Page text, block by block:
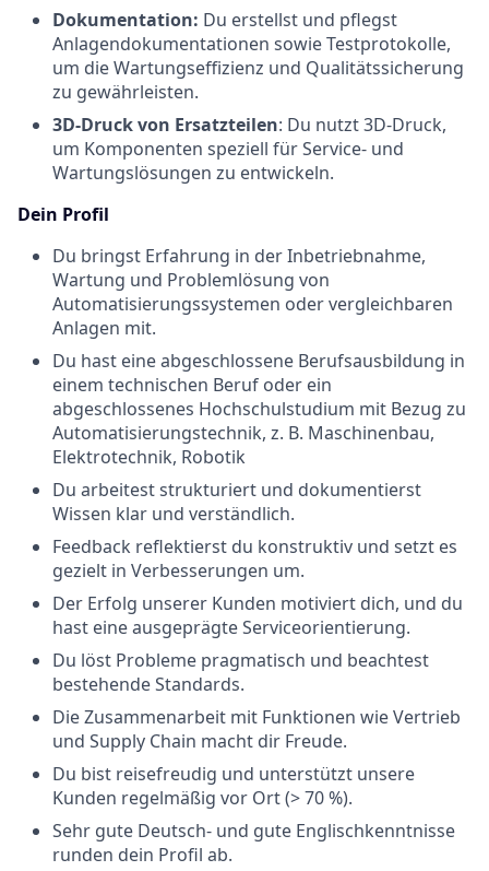
Dokumentation: Du erstellst und pflegst
Anlagendokumentationen sowie Testprotokolle,
um die Wartungseffizienz und Qualitätssicherung
zu gewährleisten.
3D-Druck von Ersatzteilen: Du nutzt 3D-Druck,
um Komponenten speziell für Service- und
Wartungslösungen zu entwickeln.
Dein Profil
Du bringst Erfahrung in der Inbetriebnahme,
Wartung und Problemlösung von
Automatisierungssystemen oder vergleichbaren
Anlagen mit.
Du hast eine abgeschlossene Berufsausbildung in
einem technischen Beruf oder ein
abgeschlossenes Hochschulstudium mit Bezug zu
Automatisierungstechnik, z. B. Maschinenbau,
Elektrotechnik, Robotik
Du arbeitest strukturiert und dokumentierst
Wissen klar und verständlich.
Feedback reflektierst du konstruktiv und setzt es
gezielt in Verbesserungen um.
Der Erfolg unserer Kunden motiviert dich, und du
hast eine ausgeprägte Serviceorientierung.
Du löst Probleme pragmatisch und beachtest
bestehende Standards.
Die Zusammenarbeit mit Funktionen wie Vertrieb
und Supply Chain macht dir Freude.
Du bist reisefreudig und unterstützt unsere
Kunden regelmäßig vor Ort (> 70 %).
Sehr gute Deutsch- und gute Englischkenntnisse
runden dein Profil ab.